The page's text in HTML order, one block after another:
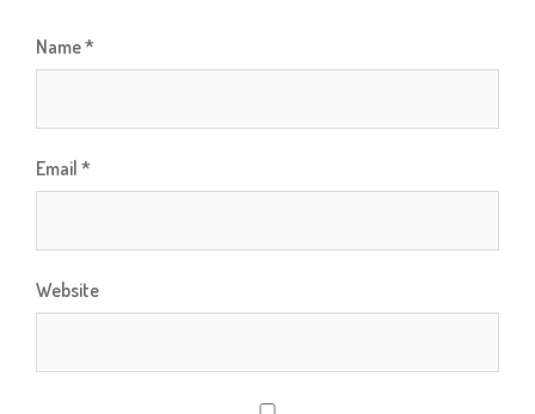
Name*
Email *
Website